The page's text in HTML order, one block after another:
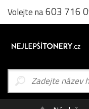
Volejte na603 716